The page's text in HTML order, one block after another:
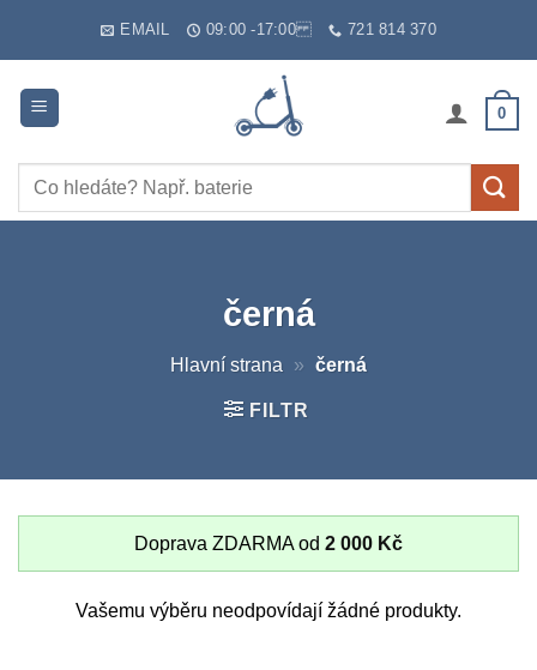
EMAIL 09:00 -17:00 721 814 370
0
Hledat:
černá
Hlavní strana » černá
FILTR
Doprava ZDARMA od 2 000 Kč
Vašemu výběru neodpovídají žádné produkty.